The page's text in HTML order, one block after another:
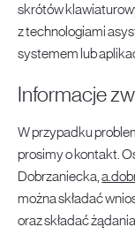
skrótów
z technologiami
systemem lub
Informacje
W przypadku
prosimy o kontakt.
Dobrzaniecka ,
można składać
oraz składać